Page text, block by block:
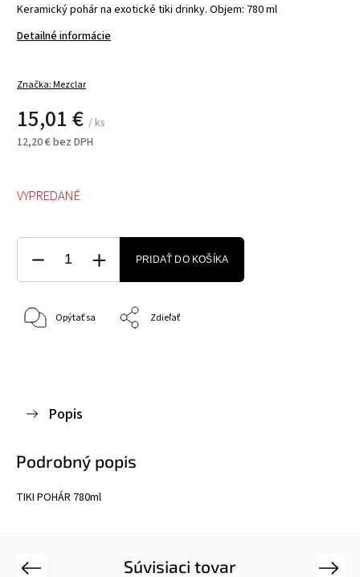
Keramický pohár na exotické tiki drinky. Objem: 780 ml
Detailné informácie
Značka:Mezclar
15,01 € / ks
12,20 € bez DPH
VYPREDANÉ
PRIDAŤ DO KOŠÍKA
Opýtať sa Zdieľať
Popis
Podrobný popis
TIKI POHÁR 780ml
Súvisiaci tovar
Previous Next